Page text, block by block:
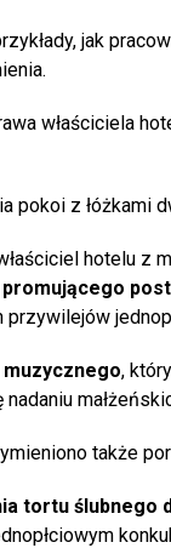
jak
właściciela
pokoi z łóżkami
hotelu z
muzycznego,
także
tortu ślubnego